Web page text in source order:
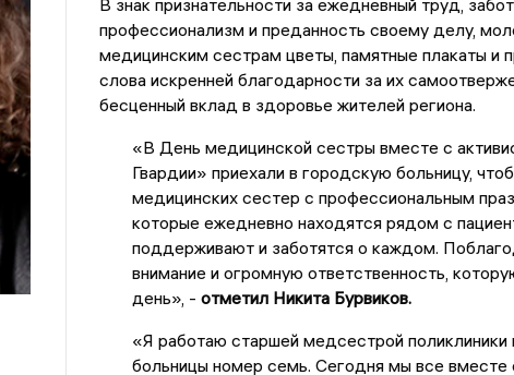
В знак признательности за ежедневный труд,
профессионализм и преданность своему делу,
медицинским сестрам цветы, памятные плакаты и
слова искренней благодарности за их
бесценный вклад в здоровье жителей региона.
«В День медицинской сестры вместе с
Гвардии» приехали в городскую больницу,
медицинских сестер с профессиональным
которые ежедневно находятся рядом с
поддерживают и заботятся о каждом.
внимание и огромную ответственность,
день», - отметил Никита Бурвиков.
«Я работаю старшей медсестрой
больницы номер семь. Сегодня мы все